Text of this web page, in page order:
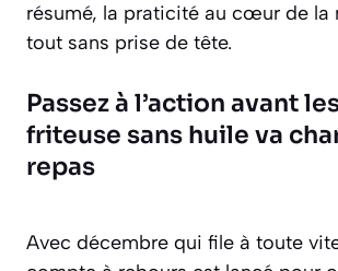
résumé, la praticité au cœur de la
tout sans prise de tête.
Passez à l’action avant
friteuse sans huile va
repas
Avec décembre qui file à toute